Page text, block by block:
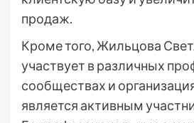
продаж.
Кроме того, Жильцова
участвует в различных
сообществах и
является активным